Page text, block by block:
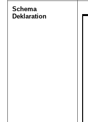
Schema
Deklaration